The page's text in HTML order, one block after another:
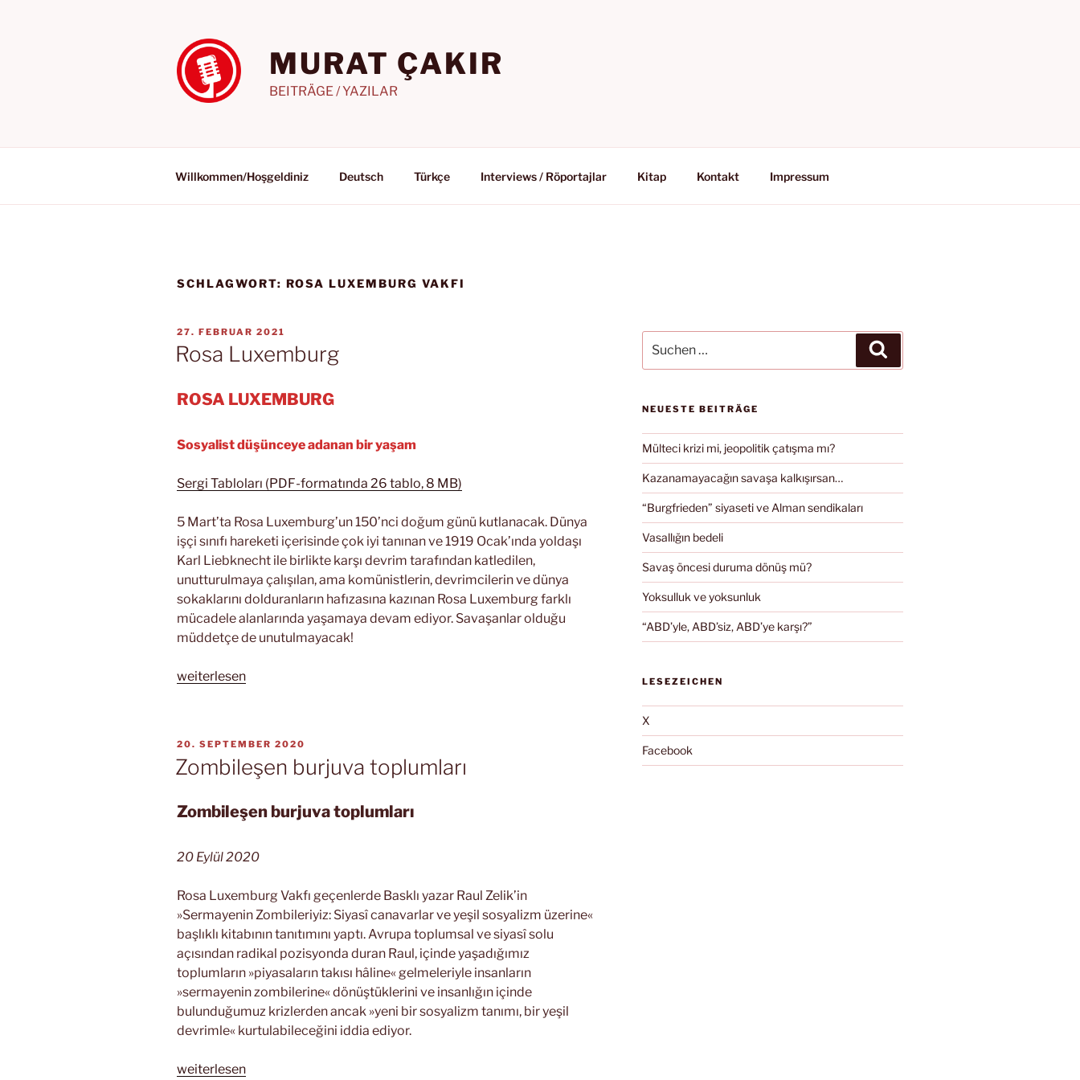
MURAT ÇAKIR
BEITRÄGE / YAZILAR
Willkommen/Hoşgeldiniz Deutsch Türkçe Interviews / Röportajlar Kitap Kontakt Impressum
SCHLAGWORT: ROSA LUXEMBURG VAKFI
VERÖFFENTLICHT
AM
27. FEBRUAR 2021
Rosa Luxemburg
ROSA LUXEMBURG
Sosyalist düşünceye adanan bir yaşam
Sergi Tabloları (PDF-formatında 26 tablo, 8 MB)
5 Mart’ta Rosa Luxemburg’un 150’nci doğum günü kutlanacak. Dünya
işçi sınıfı hareketi içerisinde çok iyi tanınan ve 1919 Ocak’ında yoldaşı
Karl Liebknecht ile birlikte karşı devrim tarafından katledilen,
unutturulmaya çalışılan, ama komünistlerin, devrimcilerin ve dünya
sokaklarını dolduranların hafızasına kazınan Rosa Luxemburg farklı
mücadele alanlarında yaşamaya devam ediyor. Savaşanlar olduğu
müddetçe de unutulmayacak!
„Rosa
weiterlesen
VERÖFFENTLICHT
AM
20. SEPTEMBER 2020
Zombileşen burjuva toplumları
Zombileşen burjuva toplumları
20 Eylül 2020
Rosa Luxemburg Vakfı geçenlerde Basklı yazar Raul Zelik’in
»Sermayenin Zombileriyiz: Siyasî canavarlar ve yeşil sosyalizm üzerine«
başlıklı kitabının tanıtımını yaptı. Avrupa toplumsal ve siyasî solu
açısından radikal pozisyonda duran Raul, içinde yaşadığımız
toplumların »piyasaların takısı hâline« gelmeleriyle insanların
»sermayenin zombilerine« dönüştüklerini ve insanlığın içinde
bulunduğumuz krizlerden ancak »yeni bir sosyalizm tanımı, bir yeşil
devrimle« kurtulabileceğini iddia ediyor.
„Zombileşen
weiterlesen
nach:
NEUESTE BEITRÄGE
Mülteci krizi mi, jeopolitik çatışma mı?
Kazanamayacağın savaşa kalkışırsan…
“Burgfrieden” siyaseti ve Alman sendikaları
Vasallığın bedeli
Savaş öncesi duruma dönüş mü?
Yoksulluk ve yoksunluk
“ABD’yle, ABD’siz, ABD’ye karşı?”
LESEZEICHEN
X
Facebook